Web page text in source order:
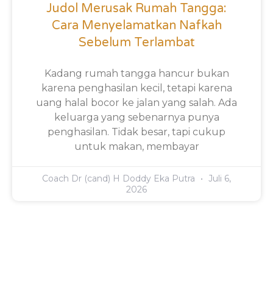
Judol Merusak Rumah Tangga:
Cara Menyelamatkan Nafkah
Sebelum Terlambat
Kadang rumah tangga hancur bukan
karena penghasilan kecil, tetapi karena
uang halal bocor ke jalan yang salah. Ada
keluarga yang sebenarnya punya
penghasilan. Tidak besar, tapi cukup
untuk makan, membayar
Coach Dr (cand) H Doddy Eka Putra
Juli 6,
2026